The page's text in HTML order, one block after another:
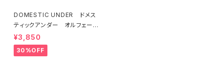
DOMESTIC UNDER ドメス
ティックアンダー オルフェーヴ
ル ブラジャー（ブラック）D225
4 送料無料
¥3,850
30%OFF